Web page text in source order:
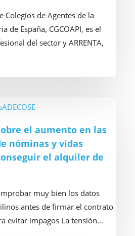
Colegios de Agentes de la
de España, CGCOAPI, es el
del sector y ARRENTA,
el aumento en las
nóminas y vidas
el alquiler de
muy bien los datos
antes de firmar el contrato
evitar impagos La tensión…